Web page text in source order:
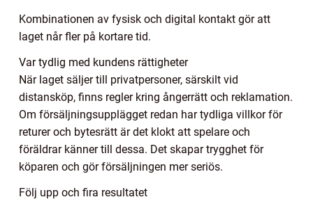
Kombinationen av fysisk och digital kontakt gör att
laget når fler på kortare tid.
Var tydlig med kundens rättigheter
När laget säljer till privatpersoner, särskilt vid
distansköp, finns regler kring ångerrätt och reklamation.
Om försäljningsupplägget redan har tydliga villkor för
returer och bytesrätt är det klokt att spelare och
föräldrar känner till dessa. Det skapar trygghet för
köparen och gör försäljningen mer seriös.
Följ upp och fira resultatet